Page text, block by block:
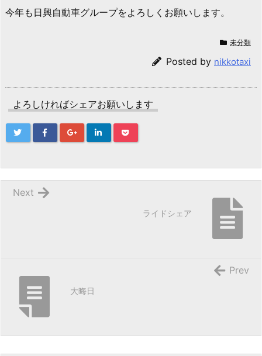
今年も日興自動車グループをよろしくお願いします。
未分類
Posted by nikkotaxi
よろしければシェアお願いします
ライドシェア
Next
大晦日
Prev